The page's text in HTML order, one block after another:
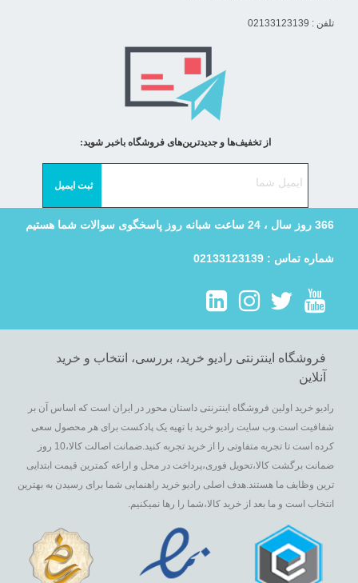
تلفن : 02133123139
366 روز سال ، 24 ساعت شبانه روز پاسخگوی سوالات شما هستیم
شماره تماس : 02133123139
از تخفیف‌ها و جدیدترین‌های فروشگاه باخبر شوید:
فروشگاه اینترنتی رادیو خرید، بررسی، انتخاب و خرید
آنلاین
رادیو خرید اولین فروشگاه اینترنتی داستان محور در ایران است که اساس آن بر
شفافیت است.وب سایت رادیو خرید با تهیه یک پادکست برای هر محصول سعی
کرده است تا تجربه متفاوتی را از خرید تجربه کنید.ضمانت اصالت کالا،10 روز
ضمانت برگشت کالا،تحویل فوری،پرداخت در محل و اراعه کمترین قیمت ابتدایی
ترین وظایف ما هستند.هدف اصلی رادیو خرید راهنمایی شما برای رسیدن به بهترین
انتخاب است و ما بعد از خرید کالا،شما را رها نمیکنیم.